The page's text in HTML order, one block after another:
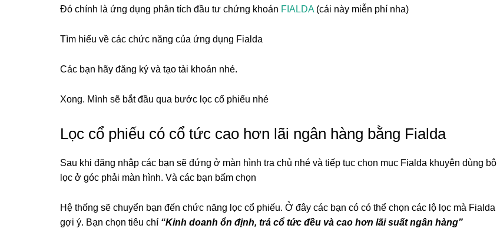
Đó chính là ứng dụng phân tích đầu tư chứng khoán FIALDA (cái này miễn phí nha)
Tìm hiểu về các chức năng của ứng dụng Fialda
Các bạn hãy đăng ký và tạo tài khoản nhé.
Xong. Mình sẽ bắt đầu qua bước lọc cổ phiếu nhé
Lọc cổ phiếu có cổ tức cao hơn lãi ngân hàng bằng Fialda
Sau khi đăng nhập các bạn sẽ đứng ở màn hình tra chủ nhé và tiếp tục chọn mục Fialda khuyên dùng bộ
lọc ở góc phải màn hình. Và các bạn bấm chọn
Hệ thống sẽ chuyển bạn đến chức năng lọc cổ phiếu. Ở đây các bạn có có thể chọn các lộ lọc mà Fialda
gợi ý. Bạn chọn tiêu chí “Kinh doanh ổn định, trả cổ tức đều và cao hơn lãi suất ngân hàng”